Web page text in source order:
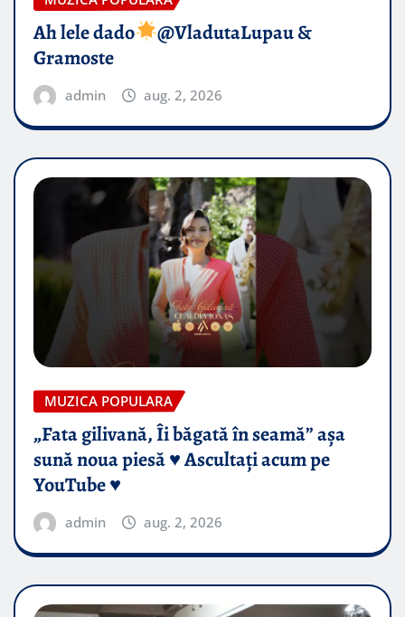
Ah lele dado​
@VladutaLupau &
Gramoste
admin aug. 2, 2026
MUZICA POPULARA
„Fata gilivană, Îi băgată în seamă” așa
sună noua piesă ♥️ Ascultați acum pe
YouTube ♥️
admin aug. 2, 2026